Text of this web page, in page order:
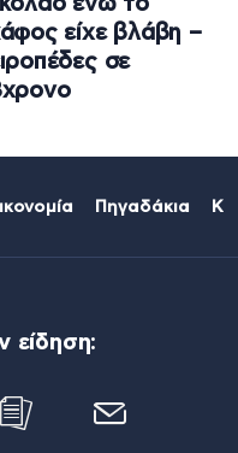
είχε βλάβη –
σε
Πηγαδάκια
είδηση: